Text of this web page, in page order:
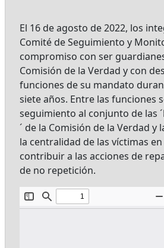
El 16 de agosto de 2022, los
Comité de Seguimiento y
compromiso con ser
Comisión de la Verdad y con
funciones de su mandato
siete años. Entre las funciones
seguimiento al conjunto de las
´ de la Comisión de la Verdad y
la centralidad de las víctimas
contribuir a las acciones de
de no repetición.